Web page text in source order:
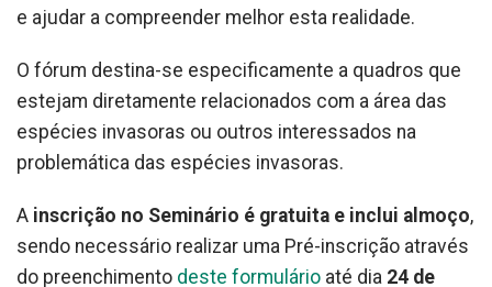
e ajudar a compreender melhor esta realidade.
O fórum destina-se especificamente a quadros que
estejam diretamente relacionados com a área das
espécies invasoras ou outros interessados na
problemática das espécies invasoras.
A inscrição no Seminário é gratuita e inclui almoço,
sendo necessário realizar uma Pré-inscrição através
do preenchimento deste formulário até dia 24 de